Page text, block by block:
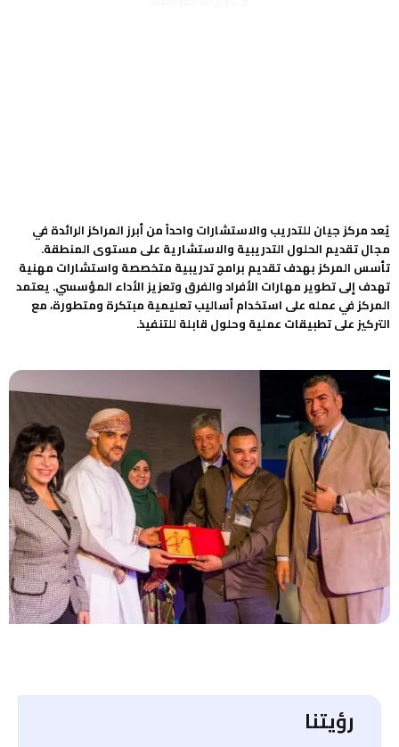
يُعد مركز جيان للتدريب والاستشارات واحداً من أبرز المراكز الرائدة في
مجال تقديم الحلول التدريبية والاستشارية على مستوى المنطقة.
تأسس المركز بهدف تقديم برامج تدريبية متخصصة واستشارات مهنية
تهدف إلى تطوير مهارات الأفراد والفرق وتعزيز الأداء المؤسسي. يعتمد
المركز في عمله على استخدام أساليب تعليمية مبتكرة ومتطورة، مع
التركيز على تطبيقات عملية وحلول قابلة للتنفيذ.
رؤيتنا